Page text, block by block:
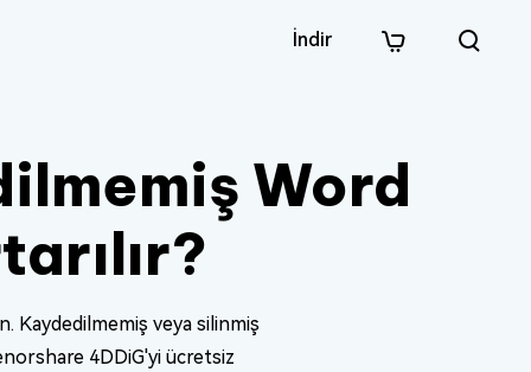
İndir
Word
Kaydedilmemiş veya silinmiş
4DDiG'yi ücretsiz